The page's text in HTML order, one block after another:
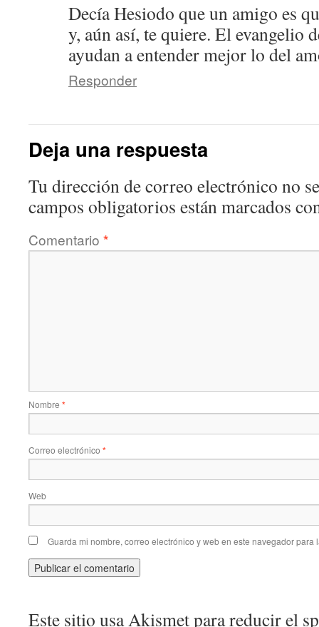
Decía Hesiodo que un amigo es
y, aún así, te quiere. El evangelio
ayudan a entender mejor lo del
Responder
Deja una respuesta
Tu dirección de correo electrónico no
campos obligatorios están marcados
Comentario *
Nombre *
Correo electrónico *
Web
Guarda mi nombre, correo electrónico y web en este navegador para
Este sitio usa Akismet para reducir el